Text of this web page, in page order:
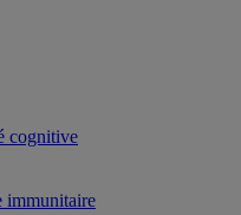
cognitive
immunitaire